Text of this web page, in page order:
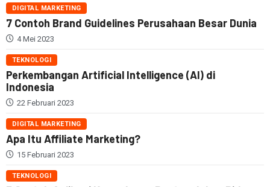
DIGITAL MARKETING
7 Contoh Brand Guidelines Perusahaan Besar Dunia
4 Mei 2023
TEKNOLOGI
Perkembangan Artificial Intelligence (AI) di
Indonesia
22 Februari 2023
DIGITAL MARKETING
Apa Itu Affiliate Marketing?
15 Februari 2023
TEKNOLOGI